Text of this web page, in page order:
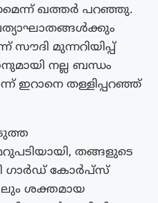
ഖത്തർ പറഞ്ഞു.
സൗദി മുന്നറിയിപ്പ്
നല്ല ബന്ധം
ഇറാനെ തള്ളിപ്പറഞ്ഞ്
തങ്ങളുടെ
ഗാർഡ് കോർപ്സ്
ശക്തമായ